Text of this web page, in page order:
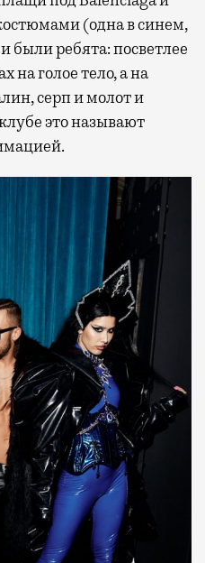
(одна в синем,
были ребята: посветлее
на голое тело, а на
серп и молот и
это называют